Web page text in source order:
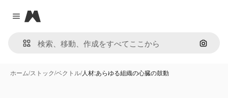
Close menu
Magnific
画像で
ホーム/ストック/ベクトル/人材:あらゆる組織の心臓の鼓動